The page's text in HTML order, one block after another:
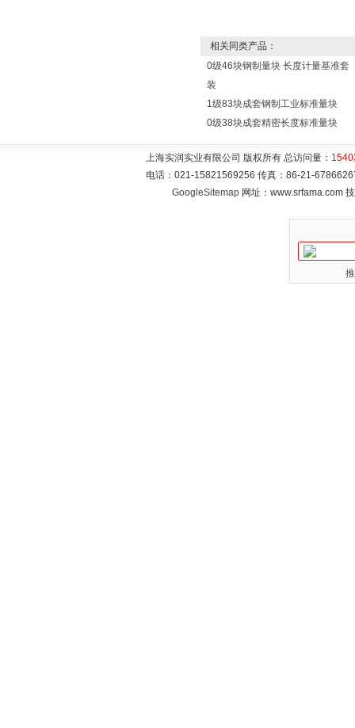
相关同类产品：
0级46块钢制量块 长度计量基准套
装
1级83块成套钢制工业标准量块
0级38块成套精密长度标准量块
上海实润实业有限公司 版权所有 总访问量：
电话：021-15821569256 传真：86-21-
GoogleSitemap网址：www.srfama.com